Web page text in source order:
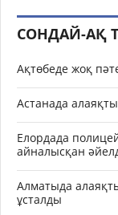
СОНДАЙ-АҚ
Ақтөбеде жоқ
Астанада
Елордада
айналысқан
Алматыда
ұсталды